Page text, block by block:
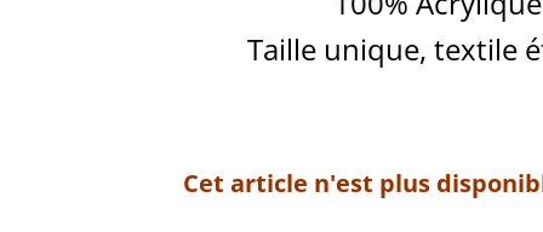
Taille unique, textile
Cet article n'est plus